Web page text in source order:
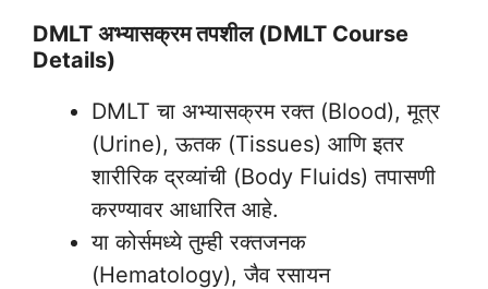
DMLT अभ्यासक्रम तपशील (DMLT Course
Details)
DMLT चा अभ्यासक्रम रक्त (Blood), मूत्र
(Urine), ऊतक (Tissues) आणि इतर
शारीरिक द्रव्यांची (Body Fluids) तपासणी
करण्यावर आधारित आहे.
या कोर्समध्ये तुम्ही रक्तजनक
(Hematology), जैव रसायन